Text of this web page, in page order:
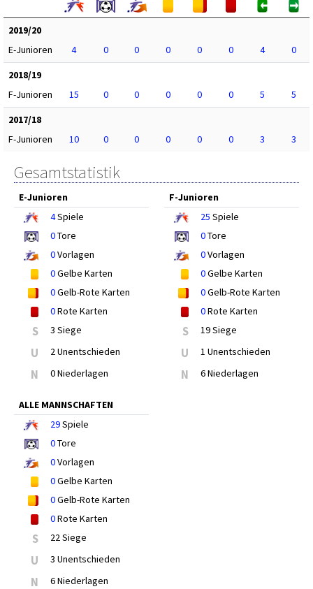
2019/20
E-Junioren
4 0 0 0 0 0 4
0
2018/19
F-Junioren
15 0 0 0 0 0 5
5
2017/18
F-Junioren
10 0 0 0 0 0 3 3
Gesamtstatistik
E-Junioren
4Spiele
0Tore
0Vorlagen
0Gelbe Karten
0Gelb-Rote Karten
0Rote Karten
S 3 Siege
U 2 Unentschieden
N 0 Niederlagen
F-Junioren
25 Spiele
0Tore
0Vorlagen
0Gelbe Karten
0Gelb-Rote Karten
0Rote Karten
S 19 Siege
U 1 Unentschieden
N 6 Niederlagen
ALLE MANNSCHAFTEN
29Spiele
0Tore
0Vorlagen
0Gelbe Karten
0Gelb-Rote Karten
0Rote Karten
S 22 Siege
U 3 Unentschieden
N 6 Niederlagen